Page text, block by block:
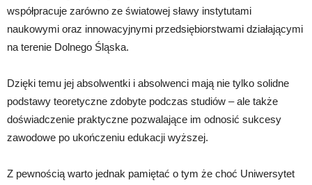
współpracuje zarówno ze światowej sławy instytutami
naukowymi oraz innowacyjnymi przedsiębiorstwami działającymi
na terenie Dolnego Śląska.
Dzięki temu jej absolwentki i absolwenci mają nie tylko solidne
podstawy teoretyczne zdobyte podczas studiów – ale także
doświadczenie praktyczne pozwalające im odnosić sukcesy
zawodowe po ukończeniu edukacji wyższej.
Z pewnością warto jednak pamiętać o tym że choć Uniwersytet